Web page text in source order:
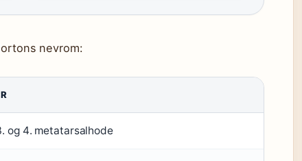
nevrom:
og 4. metatarsalhode